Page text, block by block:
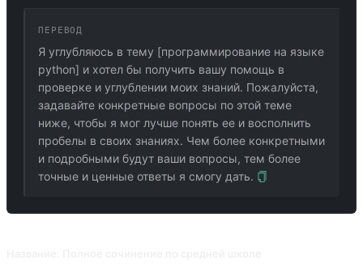
ПЕРЕВОД
Я углубляюсь в тему [программирование на языке
python] и хотел бы получить вашу помощь в
проверке и углублении моих знаний. Пожалуйста,
задавайте конкретные вопросы по этой теме
ниже, чтобы я мог лучше понять ее и восполнить
пробелы в своих знаниях. Чем более конкретными
и подробными будут ваши вопросы, тем более
точные и ценные ответы я смогу дать.